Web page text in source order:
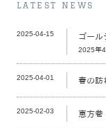
LATEST NEWS
2025-04-15 ゴール
2025年
2025-04-01 春の訪
2025-02-03 恵方巻